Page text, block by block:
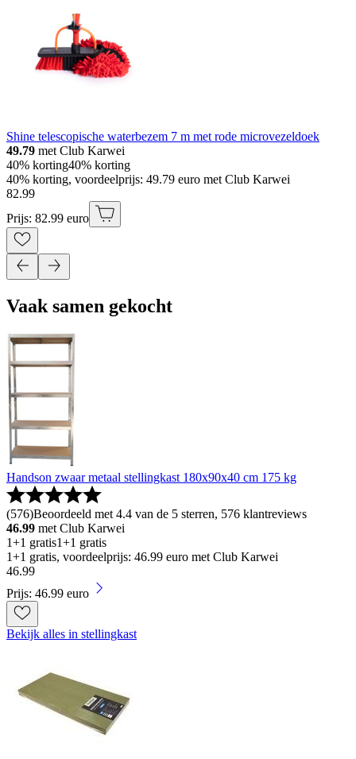
Shine telescopische waterbezem 7 m met rode microvezeldoek
49.79 met Club Karwei
40% korting40% korting
40% korting, voordeelprijs: 49.79 euro met Club Karwei
82.99
Prijs: 82.99 euro
Vaak samen gekocht
Handson zwaar metaal stellingkast 180x90x40 cm 175 kg
(576)Beoordeeld met 4.4 van de 5 sterren, 576 klantreviews
46.99 met Club Karwei
1+1 gratis1+1 gratis
1+1 gratis, voordeelprijs: 46.99 euro met Club Karwei
46.99
Prijs: 46.99 euro
Bekijk alles in stellingkast